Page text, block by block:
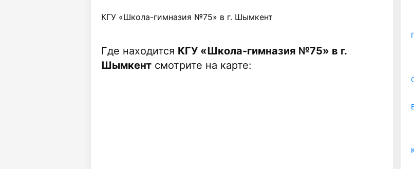
КГУ «Школа-гимназия №75» в г. Шымкент
Где находится КГУ «Школа-гимназия №75» в г.
Шымкент смотрите на карте: